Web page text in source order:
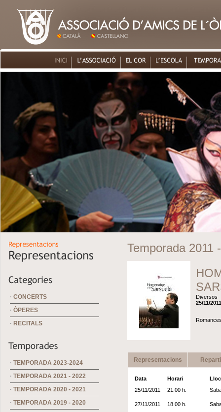
· CONCERTS
· ÒPERES
· RECITALS
· TEMPORADA 2023-2024
· TEMPORADA 2021 - 2022
· TEMPORADA 2020 - 2021
· TEMPORADA 2019 - 2020
Temporada 2011
Diversos
25/11/
Representacions
Data Horari
Lloc
25/11/2011
21.00 h.
27/11/2011 18.00 h.